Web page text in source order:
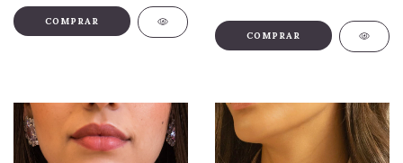
COMPRAR